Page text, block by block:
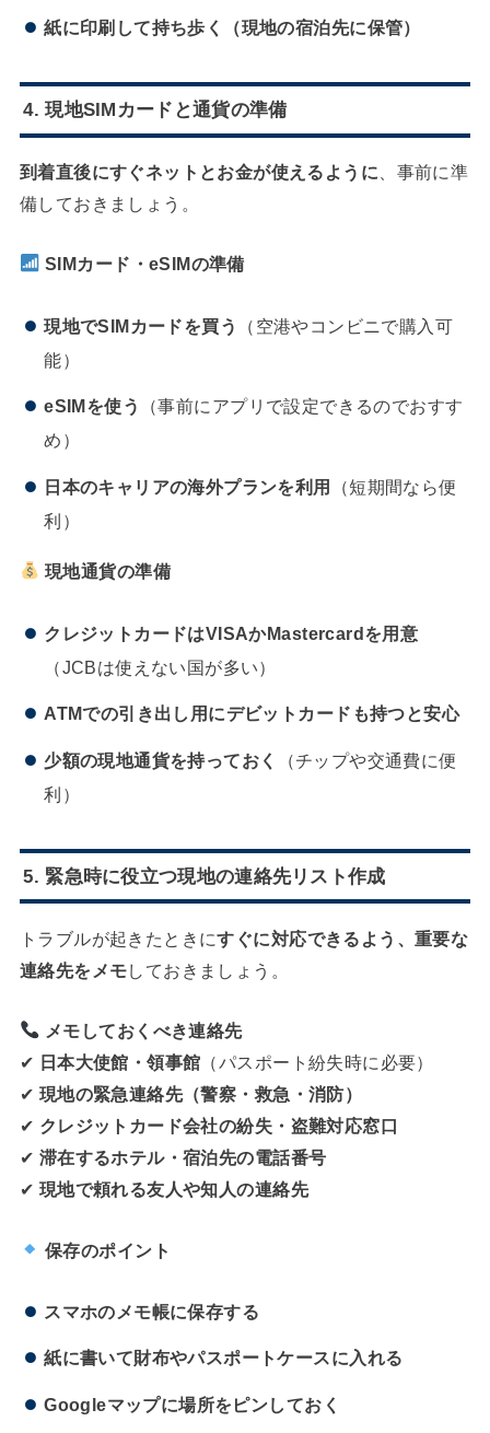
紙に印刷して持ち歩く（現地の宿泊先に保管）
4. 現地SIMカードと通貨の準備
到着直後にすぐネットとお金が使えるように 、事前に準
備しておきましょう。
SIMカード・eSIMの準備
現地でSIMカードを買う
（空港やコンビニで購入可
能）
eSIMを使う
（事前にアプリで設定できるのでおすす
め）
日本のキャリアの海外プランを利用
（短期間なら便
利）
現地通貨の準備
クレジットカードはVISAかMastercardを用意
（JCBは使えない国が多い）
ATMでの引き出し用にデビットカードも持つと安心
少額の現地通貨を持っておく
（チップや交通費に便
利）
5. 緊急時に役立つ現地の連絡先リスト作成
トラブルが起きたときにすぐに対応できるよう、重要な
連絡先をメモしておきましょう。
メモしておくべき連絡先
✔ 日本大使館・領事館 （パスポート紛失時に必要）
✔ 現地の緊急連絡先（警察・救急・消防）
✔ クレジットカード会社の紛失・盗難対応窓口
✔ 滞在するホテル・宿泊先の電話番号
✔ 現地で頼れる友人や知人の連絡先
保存のポイント
スマホのメモ帳に保存する
紙に書いて財布やパスポートケースに入れる
Googleマップに場所をピンしておく